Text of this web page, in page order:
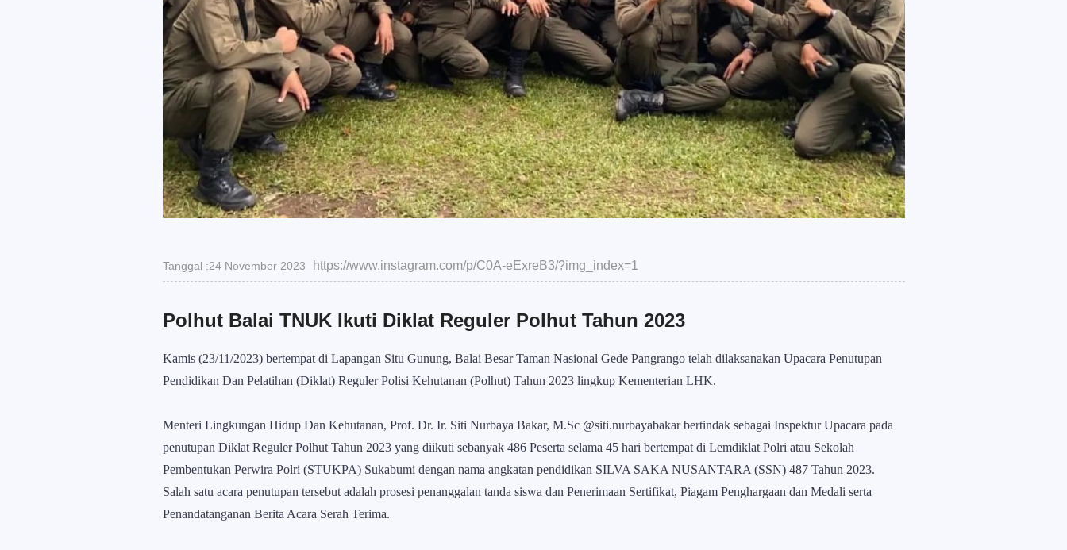
Tanggal :24 November 2023 https://www.instagram.com/p/C0A-eExreB3/?img_index=1
Polhut Balai TNUK Ikuti Diklat Reguler Polhut Tahun 2023
Kamis (23/11/2023) bertempat di Lapangan Situ Gunung, Balai Besar Taman Nasional Gede Pangrango telah dilaksanakan Upacara Penutupan
Pendidikan Dan Pelatihan (Diklat) Reguler Polisi Kehutanan (Polhut) Tahun 2023 lingkup Kementerian LHK.
Menteri Lingkungan Hidup Dan Kehutanan, Prof. Dr. Ir. Siti Nurbaya Bakar, M.Sc @siti.nurbayabakar bertindak sebagai Inspektur Upacara pada
penutupan Diklat Reguler Polhut Tahun 2023 yang diikuti sebanyak 486 Peserta selama 45 hari bertempat di Lemdiklat Polri atau Sekolah
Pembentukan Perwira Polri (STUKPA) Sukabumi dengan nama angkatan pendidikan SILVA SAKA NUSANTARA (SSN) 487 Tahun 2023.
Salah satu acara penutupan tersebut adalah prosesi penanggalan tanda siswa dan Penerimaan Sertifikat, Piagam Penghargaan dan Medali serta
Penandatanganan Berita Acara Serah Terima.